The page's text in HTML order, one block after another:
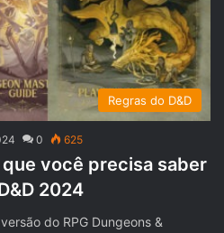
Regras do D&D
0 625
que você precisa saber
2024
do RPG Dungeons &